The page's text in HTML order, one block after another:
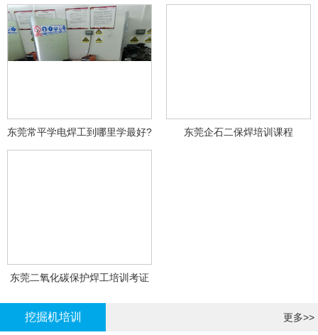
东莞常平学电焊工到哪里学最好? 东莞企石二保焊培训课程
东莞二氧化碳保护焊工培训考证
挖掘机培训 更多>>